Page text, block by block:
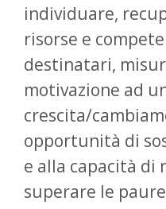
individuare,
risorse e
destinatari,
motivazione ad
crescita/
opportunità di
e alla capacità di
superare le